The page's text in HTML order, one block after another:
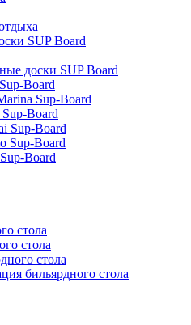
SUP Board
доски SUP Board
Board
Sup-Board
Board
Sup-Board
Sup-Board
Board
стола
стола
стола
бильярдного стола